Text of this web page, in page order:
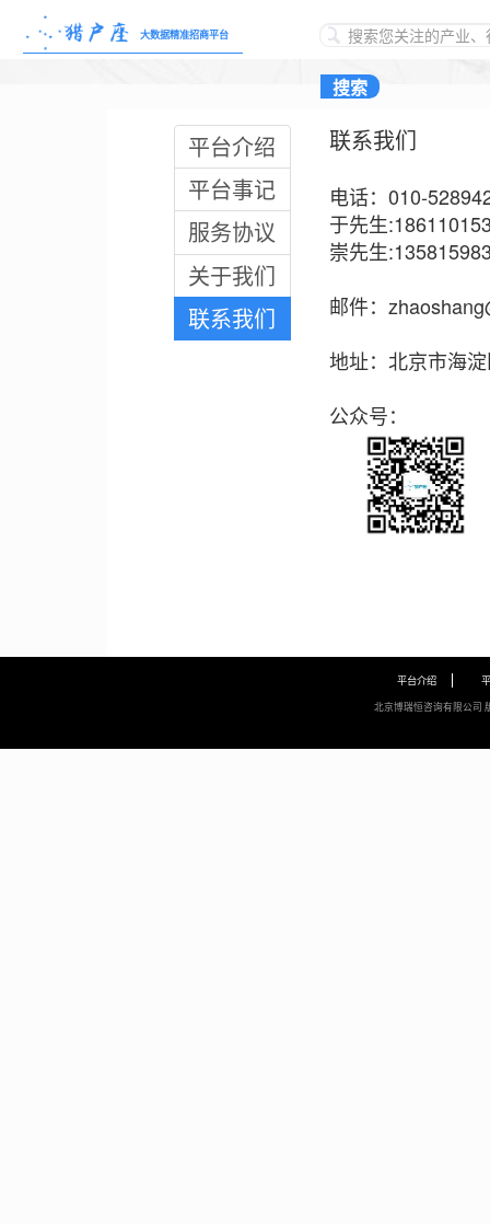
大数据精准招商平台
平台介绍
平台事记
服务协议
关于我们
联系我们
联系我们
电话：010-
于先生
崇先生
邮件：
地址：北京市海
公众号：
平台介绍
北京博瑞恒咨询有限公司